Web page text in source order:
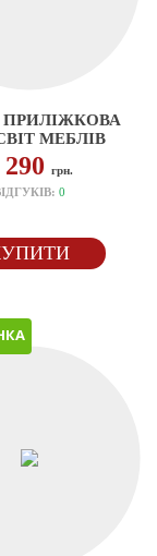
МЕБЛІВ
290 грн.
0